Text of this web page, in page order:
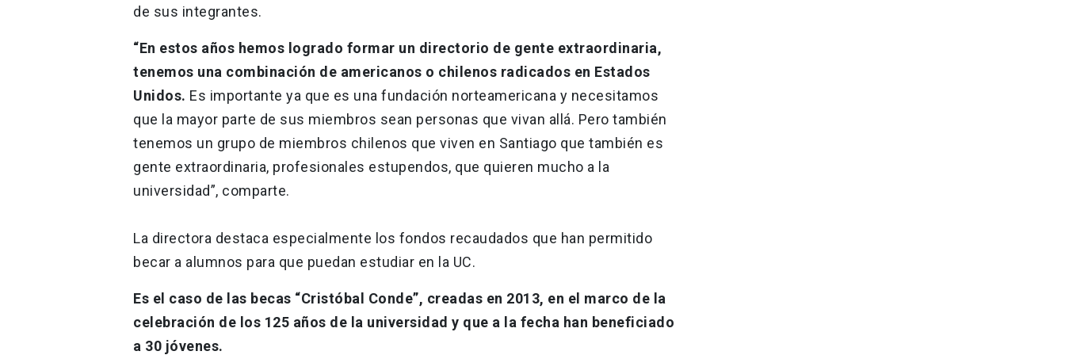
de sus integrantes.
“En estos años hemos logrado formar un directorio de gente extraordinaria,
tenemos una combinación de americanos o chilenos radicados en Estados
Unidos. Es importante ya que es una fundación norteamericana y necesitamos
que la mayor parte de sus miembros sean personas que vivan allá. Pero también
tenemos un grupo de miembros chilenos que viven en Santiago que también es
gente extraordinaria, profesionales estupendos, que quieren mucho a la
universidad”, comparte.
La directora destaca especialmente los fondos recaudados que han permitido
becar a alumnos para que puedan estudiar en la UC.
Es el caso de las becas “Cristóbal Conde”, creadas en 2013, en el marco de la
celebración de los 125 años de la universidad y que a la fecha han beneficiado
a 30 jóvenes.